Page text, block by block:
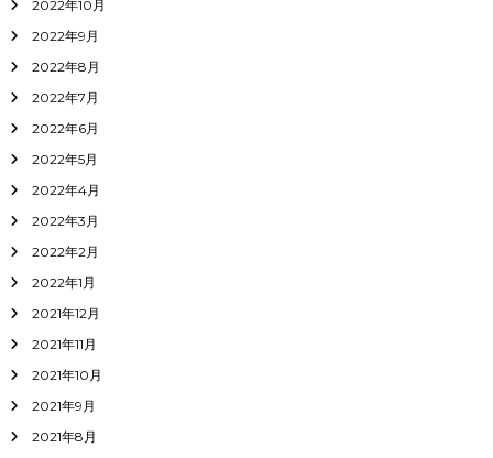
2022年10月
2022年9月
2022年8月
2022年7月
2022年6月
2022年5月
2022年4月
2022年3月
2022年2月
2022年1月
2021年12月
2021年11月
2021年10月
2021年9月
2021年8月